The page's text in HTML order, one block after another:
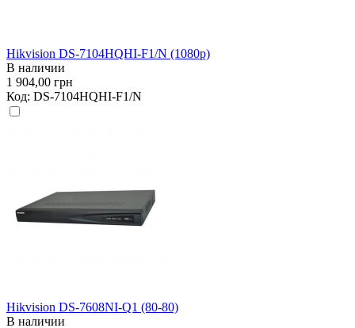
Hikvision DS-7104HQHI-F1/N (1080p)
В наличии
1 904,00 грн
Код: DS-7104HQHI-F1/N
Hikvision DS-7608NI-Q1 (80-80)
В наличии